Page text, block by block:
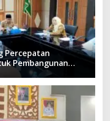
Percepatan
Pembangunan